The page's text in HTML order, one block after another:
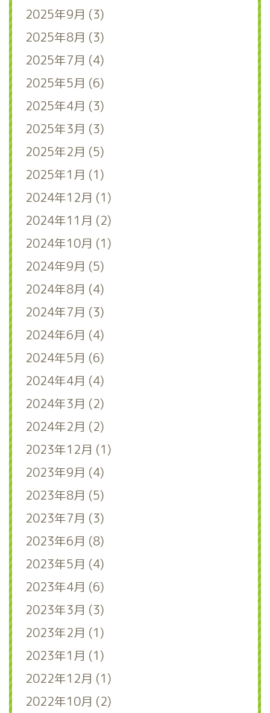
2025年9月 (3)
2025年8月 (3)
2025年7月 (4)
2025年5月 (6)
2025年4月 (3)
2025年3月 (3)
2025年2月 (5)
2025年1月 (1)
2024年12月 (1)
2024年11月 (2)
2024年10月 (1)
2024年9月 (5)
2024年8月 (4)
2024年7月 (3)
2024年6月 (4)
2024年5月 (6)
2024年4月 (4)
2024年3月 (2)
2024年2月 (2)
2023年12月 (1)
2023年9月 (4)
2023年8月 (5)
2023年7月 (3)
2023年6月 (8)
2023年5月 (4)
2023年4月 (6)
2023年3月 (3)
2023年2月 (1)
2023年1月 (1)
2022年12月 (1)
2022年10月 (2)